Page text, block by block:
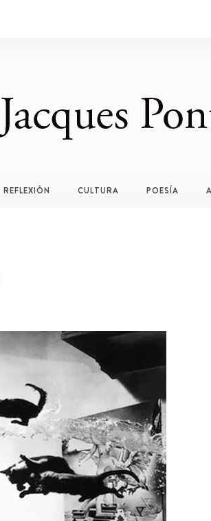
REFLEXIÓN CULTURA POESÍA